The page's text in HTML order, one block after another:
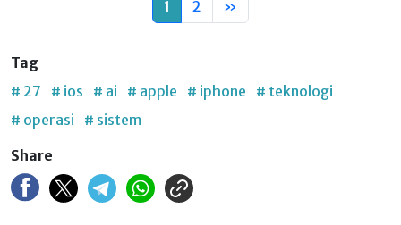
1 2 »
Tag
# 27
# ios # ai # apple # iphone
# teknologi
# operasi
# sistem
Share